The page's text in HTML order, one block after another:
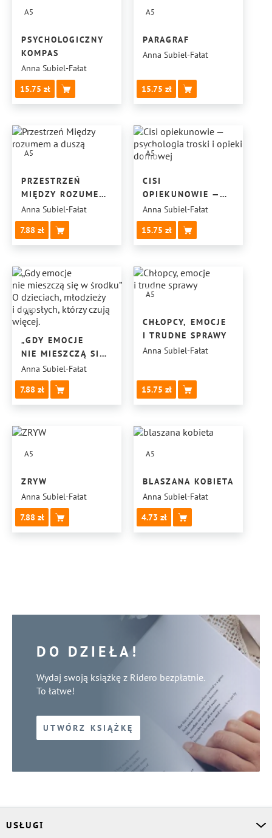
A5
PSYCHOLOGICZNY
KOMPAS
Anna Subiel-Fałat
15.75
A5
PARAGRAF
Anna Subiel-Fałat
15.75
A5
PRZESTRZEŃ
MIĘDZY ROZUMEM
A DUSZĄ
Anna Subiel-Fałat
7.88
A5
CISI
OPIEKUNOWIE —
PSYCHOLOGIA
TROSKI I OPIEKI
DOMOWEJ
Anna Subiel-Fałat
15.75
A5
„GDY EMOCJE
NIE MIESZCZĄ SIĘ
W ŚRODKU”
O DZIECIACH,
MŁODZIEŻY
I DOROSŁYCH,
WIĘCEJ.
Anna Subiel-Fałat
7.88
A5
CHŁOPCY, EMOCJE
I TRUDNE SPRAWY
Anna Subiel-Fałat
15.75
A5
ZRYW
Anna Subiel-Fałat
7.88
A5
BLASZANA KOBIETA
Anna Subiel-Fałat
4.73
DO DZIEŁA!
Wydaj swoją książkę z Ridero bezpłatnie.
To łatwe!
UTWÓRZ KSIĄŻKĘ
USŁUGI